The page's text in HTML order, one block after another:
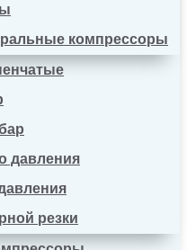
компрессоры
давления
резки